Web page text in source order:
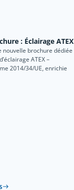
: Éclairage ATEX
nouvelle brochure dédiée
ATEX –
2014/34/UE, enrichie